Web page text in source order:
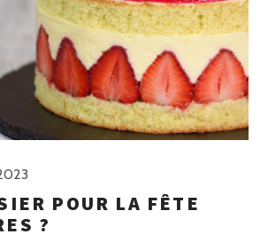
POUR LA FÊTE
?